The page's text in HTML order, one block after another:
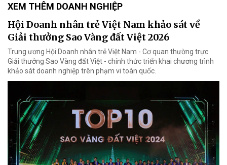
XEM THÊM DOANH NGHIỆP
Hội Doanh nhân trẻ Việt Nam khảo sát về
Giải thưởng Sao Vàng đất Việt 2026
Trung ương Hội Doanh nhân trẻ Việt Nam - Cơ quan thường trực
Giải thưởng Sao Vàng đất Việt - chính thức triển khai chương trình
khảo sát doanh nghiệp trên phạm vi toàn quốc.